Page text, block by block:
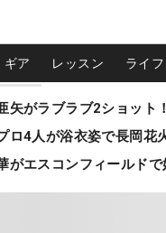
ギア レッスン ライフ
矢がラブラブ2ショット
ロ4人が浴衣姿で長岡花
がエスコンフィールドで